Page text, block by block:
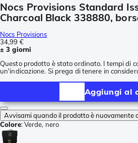
Nocs Provisions Standard
Charcoal Black 338880,
Nocs Provisions
34,99 €
± 3 giorni
Questo prodotto è stato ordinato. I tempi di
un'indicazione. Si prega di tenere in
Aggiungi al
Avvisami quando il prodotto è nuovamente
Colore:Verde, nero